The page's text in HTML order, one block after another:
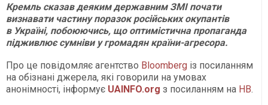
Кремль сказав деяким державним ЗМІ почати
визнавати частину поразок російських окупантів
в Україні, побоюючись, що оптимістична пропаганда
підживлює сумніви у громадян країни-агресора.
Про це повідомляє агентство Bloomberg із посиланням
на обізнані джерела, які говорили на умовах
анонімності, інформує UAINFO.org з посиланням на НВ.